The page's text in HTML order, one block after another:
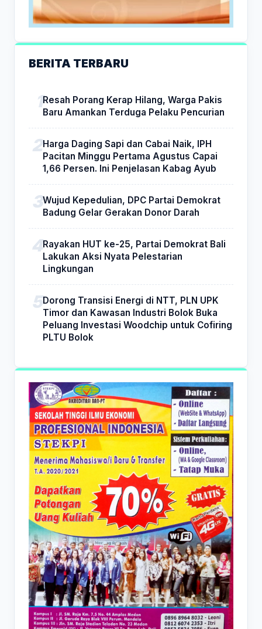
BERITA TERBARU
Resah Porang Kerap Hilang, Warga Pakis
Baru Amankan Terduga Pelaku Pencurian
Harga Daging Sapi dan Cabai Naik, IPH
Pacitan Minggu Pertama Agustus Capai
1,66 Persen. Ini Penjelasan Kabag Ayub
Wujud Kepedulian, DPC Partai Demokrat
Badung Gelar Gerakan Donor Darah
Rayakan HUT ke-25, Partai Demokrat Bali
Lakukan Aksi Nyata Pelestarian
Lingkungan
Dorong Transisi Energi di NTT, PLN UPK
Timor dan Kawasan Industri Bolok Buka
Peluang Investasi Woodchip untuk Cofiring
PLTU Bolok